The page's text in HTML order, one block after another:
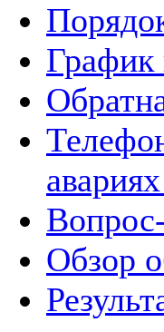
График
Обзор